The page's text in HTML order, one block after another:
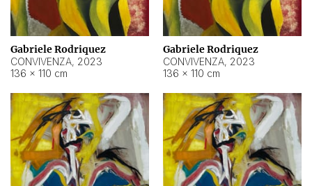
Gabriele Rodriquez
CONVIVENZA, 2023
136 × 110 cm
Gabriele Rodriquez
CONVIVENZA, 2023
136 × 110 cm